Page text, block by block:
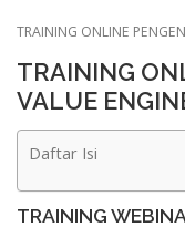
TRAINING ONLINE
TRAINING
VALUE
Daftar Isi
TRAINING